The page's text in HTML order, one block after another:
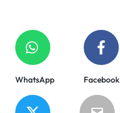
WhatsApp Facebook